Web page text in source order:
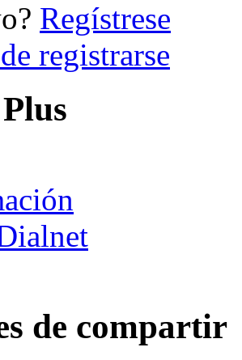
Regístrese
registrarse
de compartir